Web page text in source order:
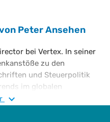
Peter Ansehen
bei Vertex. In seiner
zu den
und Steuerpolitik
im globalen
über umfangreiche